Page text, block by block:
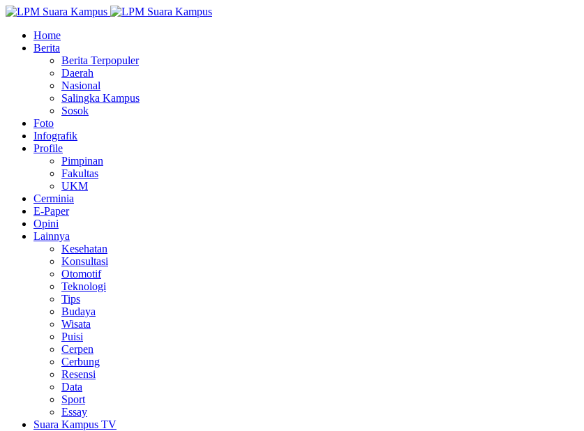
Home
Berita
Berita Terpopuler
Daerah
Nasional
Salingka Kampus
Sosok
Foto
Infografik
Profile
Pimpinan
Fakultas
UKM
Cerminia
E-Paper
Opini
Lainnya
Kesehatan
Konsultasi
Otomotif
Teknologi
Tips
Budaya
Wisata
Puisi
Cerpen
Cerbung
Resensi
Data
Sport
Essay
Suara Kampus TV